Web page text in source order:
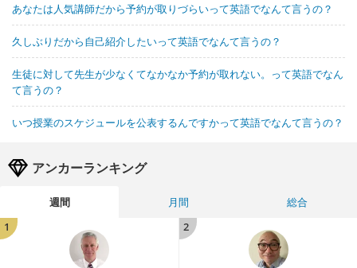
あなたは人気講師だから予約が取りづらいって英語でなんて言うの？
久しぶりだから自己紹介したいって英語でなんて言うの？
生徒に対して先生が少なくてなかなか予約が取れない。って英語でなん
て言うの？
いつ授業のスケジュールを公表するんですかって英語でなんて言うの？
アンカーランキング
週間 月間
総合
1
2